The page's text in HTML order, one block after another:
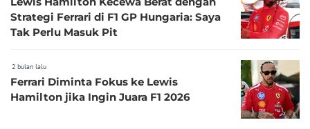
Strategi Ferrari di F1 GP Hungaria: Saya
Tak Perlu Masuk Pit
2 bulan lalu
Ferrari Diminta Fokus ke Lewis
Hamilton jika Ingin Juara F1 2026